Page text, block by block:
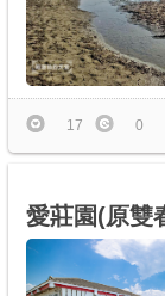
17 0
愛莊園(原雙